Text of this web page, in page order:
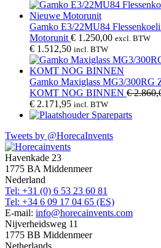
Gamko E3/22MU84
Motorunit € 1.250,00 excl. BTW
€ 1.512,50 incl. BTW
Gamko Maxiglass MG3/
KOMT NOG BINNEN €
€ 2.171,95 incl. BTW
Spareparts
Tweets by @HorecaInvents
Back
To
Top
Havenkade 23
1775 BA Middenmeer
Nederland
Tel: +31 (0) 6 53 23 60 81
Tel: +34 6 09 17 04 65 (ES)
E-mail: info@horecainvents.com
Nijverheidsweg 11
1775 BB Middenmeer